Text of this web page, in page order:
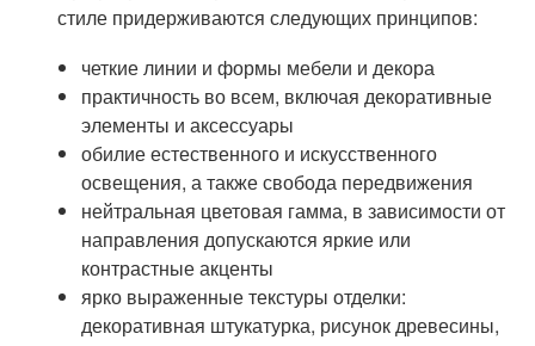
стиле придерживаются следующих принципов:
четкие линии и формы мебели и декора
практичность во всем, включая декоративные
элементы и аксессуары
обилие естественного и искусственного
освещения, а также свобода передвижения
нейтральная цветовая гамма, в зависимости от
направления допускаются яркие или
контрастные акценты
ярко выраженные текстуры отделки:
декоративная штукатурка, рисунок древесины,